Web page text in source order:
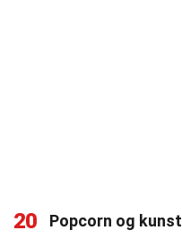
20 Popcorn og kunst